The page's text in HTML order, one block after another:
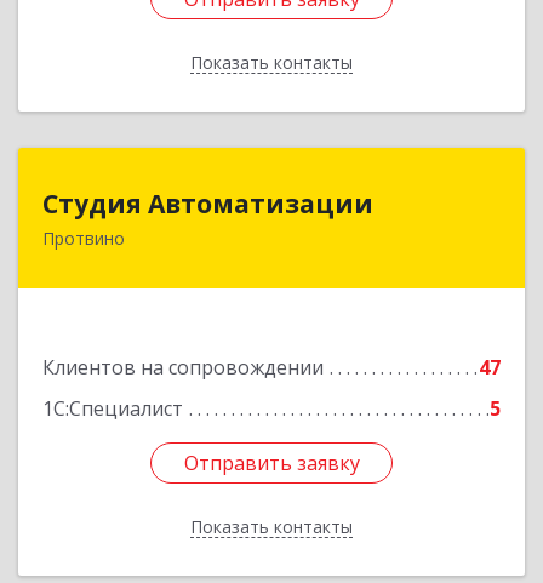
Показать контакты
Назад
Студия Автоматизации
Протвино
Клиентов на сопровождении
47
1С:Специалист
5
Отправить заявку
Показать контакты
142281, Московская обл, Протвино г, Ленина
Отправить заявку
Назад